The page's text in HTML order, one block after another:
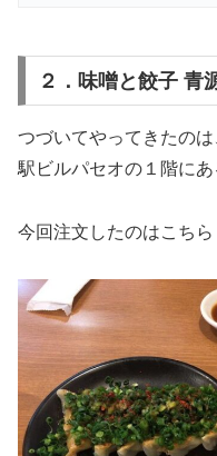
２．味噌と餃子 青
つづいてやってきたの
駅ビルパセオの１階にあ
今回注文したのはこちら